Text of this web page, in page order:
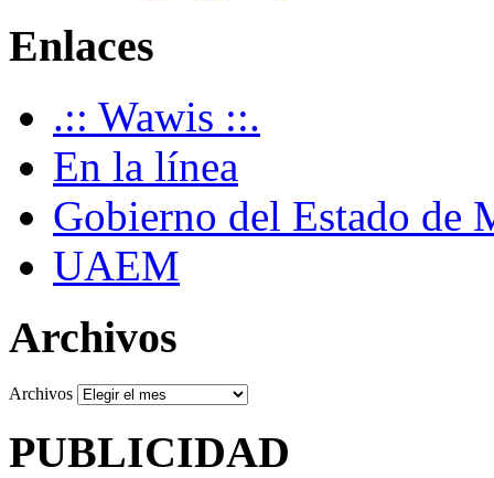
Enlaces
.:: Wawis ::.
En la línea
Gobierno del Estado de
UAEM
Archivos
Archivos
PUBLICIDAD